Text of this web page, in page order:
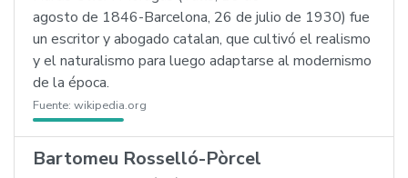
agosto de 1846-Barcelona, 26 de julio de 1930) fue
un escritor y abogado catalan, que cultivó el realismo
y el naturalismo para luego adaptarse al modernismo
de la época.
Fuente: wikipedia.org
Bartomeu Rosselló-Pòrcel